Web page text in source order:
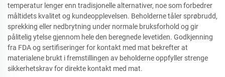
temperatur lenger enn tradisjonelle alternativer, noe som forbedrer
måltidets kvalitet og kundeopplevelsen. Beholderne tåler sprøbrudd,
sprekking eller nedbrytning under normale bruksforhold og gir
pålitelig ytelse gjennom hele den beregnede levetiden. Godkjenning
fra FDA og sertifiseringer for kontakt med mat bekrefter at
materialene brukt i fremstillingen av beholderne oppfyller strenge
sikkerhetskrav for direkte kontakt med mat.